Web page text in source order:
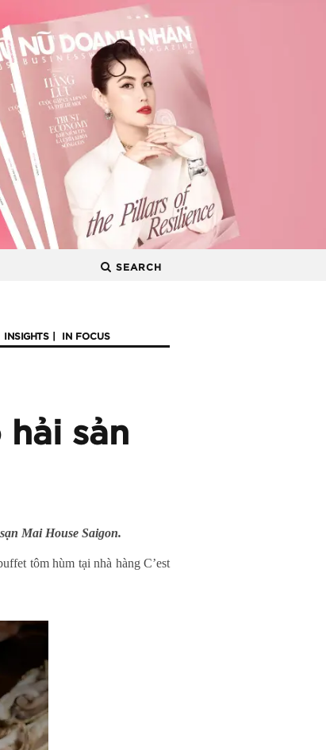
SEARCH
INSIGHTS IN FOCUS
sản
Mai House Saigon.
tôm hùm tại nhà hàng C’est